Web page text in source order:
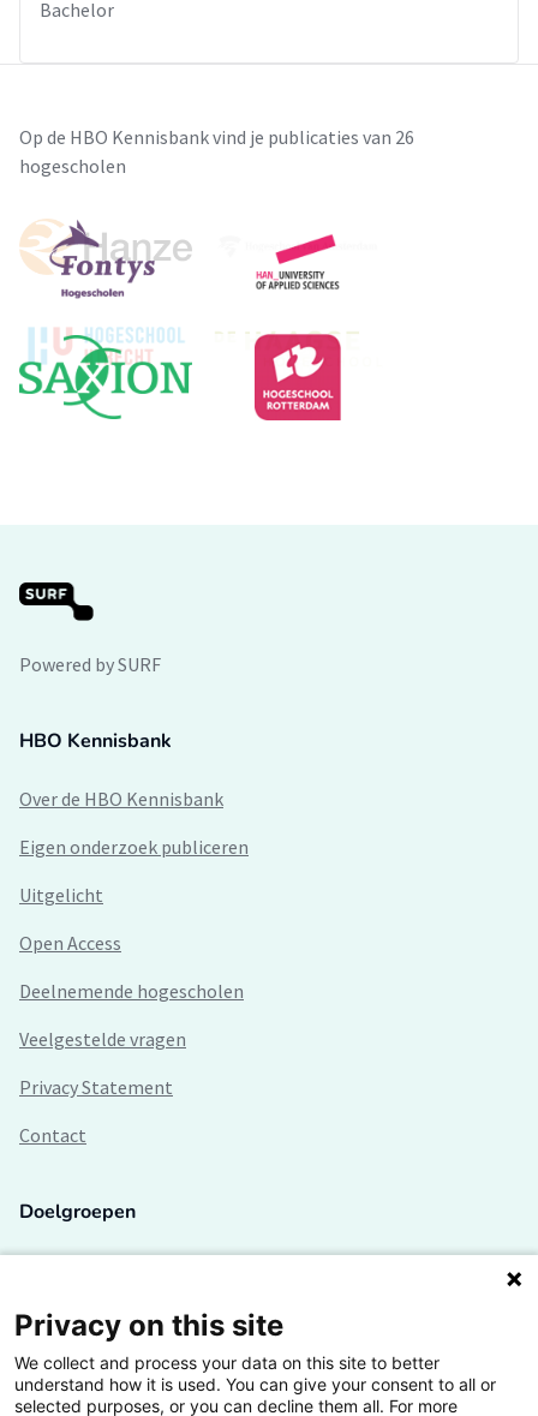
Bachelor
Op de HBO Kennisbank vind je publicaties van 26
hogescholen
Powered by SURF
HBO Kennisbank
Over de HBO Kennisbank
Eigen onderzoek publiceren
Uitgelicht
Open Access
Deelnemende hogescholen
Veelgestelde vragen
Privacy Statement
Contact
Doelgroepen
Lectoren en onderzoekers
Bedrijven
Privacy on this site
We collect and process your data on this site to better
understand how it is used. You can give your consent to all or
selected purposes, or you can decline them all. For more